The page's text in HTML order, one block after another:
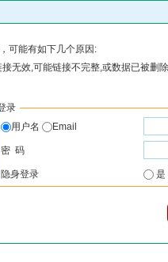
可能有如下几个原因:
无效,可能链接不完整,或数据已被删
录
用户名
Email
密 码
隐身登录